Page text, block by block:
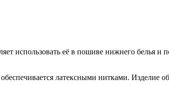
использовать её в пошиве нижнего белья и
латексными нитками. Изделие